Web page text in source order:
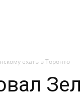
ехать в Торонто